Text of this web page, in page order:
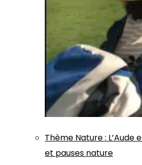
Thème Nature: L’Aude
et pauses nature